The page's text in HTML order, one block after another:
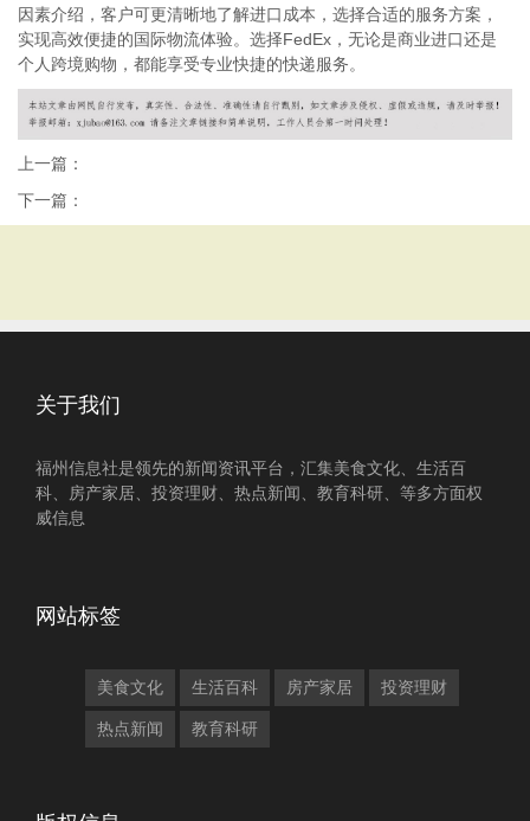
因素介绍，客户可更清晰地了解进口成本，选择合适的服务方案，
实现高效便捷的国际物流体验。选择FedEx，无论是商业进口还是
个人跨境购物，都能享受专业快捷的快递服务。
上一篇：
下一篇：
关于我们
福州信息社是领先的新闻资讯平台，汇集美食文化、生活百
科、房产家居、投资理财、热点新闻、教育科研、等多方面权
威信息
网站标签
美食文化 生活百科 房产家居 投资理财
热点新闻 教育科研